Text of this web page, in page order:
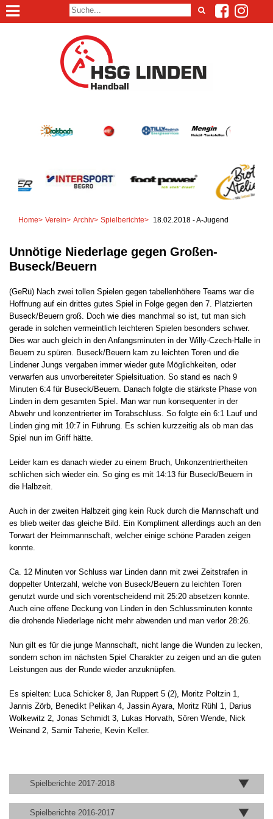
Home> Verein> Archiv> Spielberichte> 18.02.2018 - A-Jugend
Unnötige Niederlage gegen Großen-
Buseck/Beuern
(GeRü) Nach zwei tollen Spielen gegen tabellenhöhere Teams war die
Hoffnung auf ein drittes gutes Spiel in Folge gegen den 7. Platzierten
Buseck/Beuern groß. Doch wie dies manchmal so ist, tut man sich
gerade in solchen vermeintlich leichteren Spielen besonders schwer.
Dies war auch gleich in den Anfangsminuten in der Willy-Czech-Halle in
Beuern zu spüren. Buseck/Beuern kam zu leichten Toren und die
Lindener Jungs vergaben immer wieder gute Möglichkeiten, oder
verwarfen aus unvorbereiteter Spielsituation. So stand es nach 9
Minuten 6:4 für Buseck/Beuern. Danach folgte die stärkste Phase von
Linden in dem gesamten Spiel. Man war nun konsequenter in der
Abwehr und konzentrierter im Torabschluss. So folgte ein 6:1 Lauf und
Linden ging mit 10:7 in Führung. Es schien kurzzeitig als ob man das
Spiel nun im Griff hätte.
Leider kam es danach wieder zu einem Bruch, Unkonzentriertheiten
schlichen sich wieder ein. So ging es mit 14:13 für Buseck/Beuern in
die Halbzeit.
Auch in der zweiten Halbzeit ging kein Ruck durch die Mannschaft und
es blieb weiter das gleiche Bild. Ein Kompliment allerdings auch an den
Torwart der Heimmannschaft, welcher einige schöne Paraden zeigen
konnte.
Ca. 12 Minuten vor Schluss war Linden dann mit zwei Zeitstrafen in
doppelter Unterzahl, welche von Buseck/Beuern zu leichten Toren
genutzt wurde und sich vorentscheidend mit 25:20 absetzen konnte.
Auch eine offene Deckung von Linden in den Schlussminuten konnte
die drohende Niederlage nicht mehr abwenden und man verlor 28:26.
Nun gilt es für die junge Mannschaft, nicht lange die Wunden zu lecken,
sondern schon im nächsten Spiel Charakter zu zeigen und an die guten
Leistungen aus der Runde wieder anzuknüpfen.
Es spielten: Luca Schicker 8, Jan Ruppert 5 (2), Moritz Poltzin 1,
Jannis Zörb, Benedikt Pelikan 4, Jassin Ayara, Moritz Rühl 1, Darius
Wolkewitz 2, Jonas Schmidt 3, Lukas Horvath, Sören Wende, Nick
Weinand 2, Samir Taherie, Kevin Keller.
Spielberichte 2017-2018
Spielberichte 2016-2017